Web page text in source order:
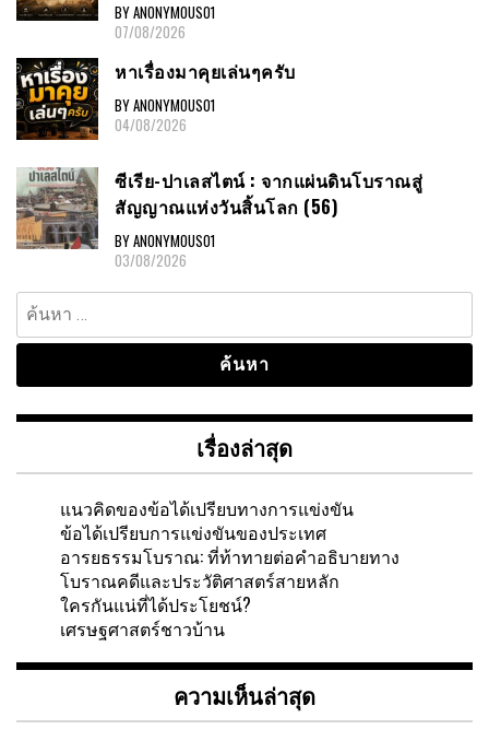
BY ANONYMOUS01
07/08/2026
หาเรื่องมาคุยเล่นๆครับ
BY ANONYMOUS01
04/08/2026
ซีเรีย-ปาเลสไตน์ : จากแผ่นดินโบราณสู่
สัญญาณแห่งวันสิ้นโลก (56)
BY ANONYMOUS01
03/08/2026
ค้นหา
สำหรับ:
เรื่องล่าสุด
แนวคิดของข้อได้เปรียบทางการแข่งขัน
ข้อได้เปรียบการแข่งขันของประเทศ
อารยธรรมโบราณ: ที่ท้าทายต่อคำอธิบายทาง
โบราณคดีและประวัติศาสตร์สายหลัก
ใครกันแน่ที่ได้ประโยชน์?
เศรษฐศาสตร์ชาวบ้าน
ความเห็นล่าสุด